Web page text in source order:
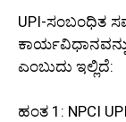
UPI-ಸಂಬಂಧಿತ
ಎಂಬುದು ಇಲ್ಲಿದೆ:
ಹಂತ 1: NPCI